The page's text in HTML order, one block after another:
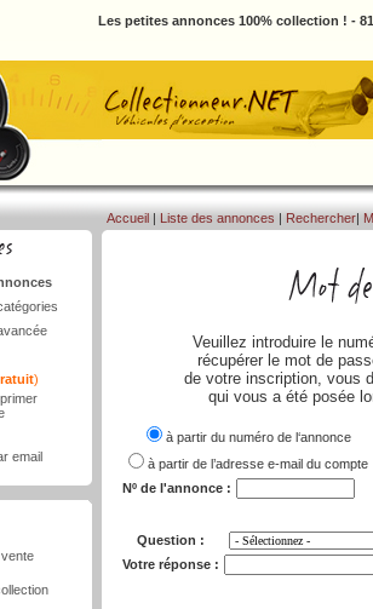
Les petites annonces 100% collection ! -
)
email
Accueil | Liste des annonces | Rechercher|
Veuillez introduire le
récupérer le mot de
de votre inscription, vous
qui vous a été posée
à partir du numéro de l‘annonce
à partir de l’adresse e-mail du compte
Nº de l'annonce :
Question :
Votre réponse :